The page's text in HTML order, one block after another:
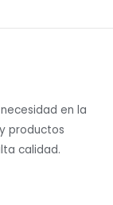
en la
productos
calidad.